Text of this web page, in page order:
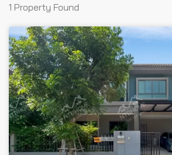
1 Property Found